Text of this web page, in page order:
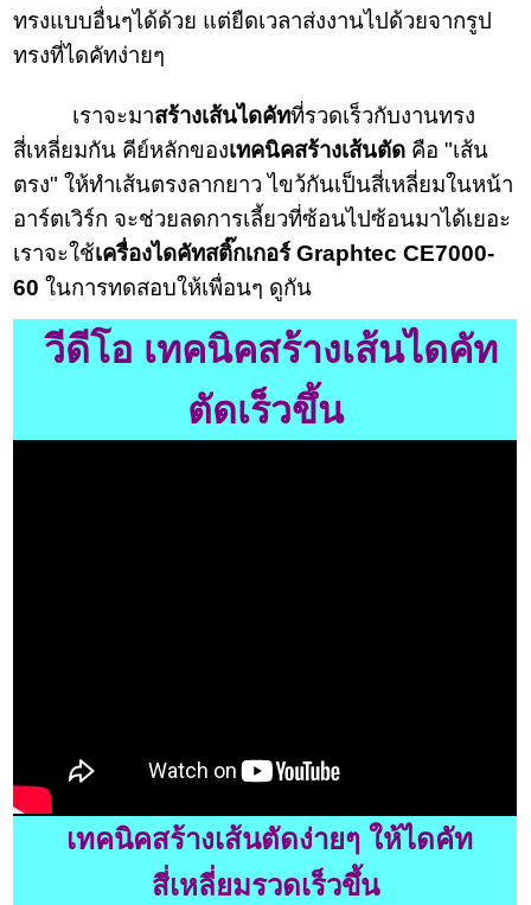
ทรงแบบอื่นๆได้ด้วย แต่ยืดเวลาส่งงานไปด้วยจากรูป
ทรงที่ไดคัทง่ายๆ
เราจะมาสร้างเส้นไดคัทที่รวดเร็วกับงานทรง
สี่เหลี่ยมกัน คีย์หลักของเทคนิคสร้างเส้นตัด คือ "เส้น
ตรง" ให้ทำเส้นตรงลากยาว ไขว้กันเป็นสี่เหลี่ยมในหน้า
อาร์ตเวิร์ก จะช่วยลดการเลี้ยวที่ซ้อนไปซ้อนมาได้เยอะ
เราจะใช้เครื่องไดคัทสติ๊กเกอร์ Graphtec CE7000-
60 ในการทดสอบให้เพื่อนๆ ดูกัน
วีดีโอ เทคนิคสร้างเส้นไดคัท
ตัดเร็วขึ้น
เทคนิคสร้างเส้นตัดง่ายๆ ให้ไดคัท
สี่เหลี่ยมรวดเร็วขึ้น